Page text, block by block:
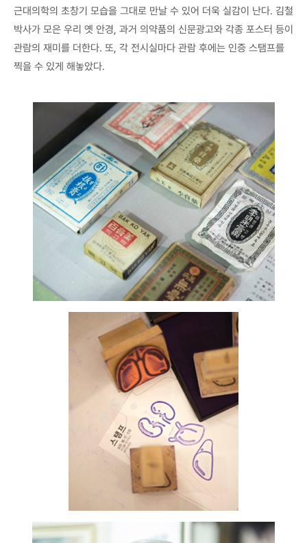
근대의학의 초창기 모습을 그대로 만날 수 있어 더욱 실감이 난다. 김철
박사가 모은 우리 옛 안경, 과거 의약품의 신문광고와 각종 포스터 등이
관람의 재미를 더한다. 또, 각 전시실마다 관람 후에는 인증 스탬프를
찍을 수 있게 해놓았다.